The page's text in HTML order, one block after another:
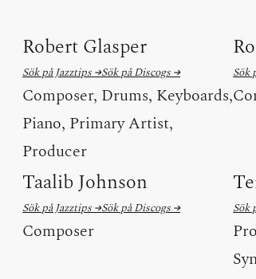
Robert Glasper
Sök på Jazztips →Sök på Discogs →
Composer, Drums, Keyboards,
Piano, Primary Artist,
Producer
Sök
Taalib Johnson
Sök på Jazztips →Sök på Discogs →
Composer
Sök